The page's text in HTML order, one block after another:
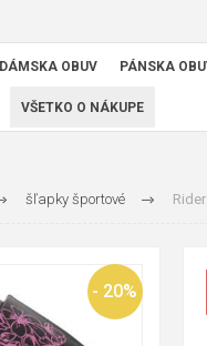
DÁMSKA OBUV PÁNSKA
VŠETKO O NÁKUPE
šľapky športové
- 20%